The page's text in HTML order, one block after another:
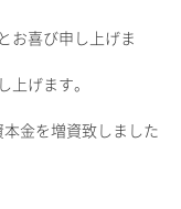
お喜び申し上げま
上げます。
本金を増資致しました